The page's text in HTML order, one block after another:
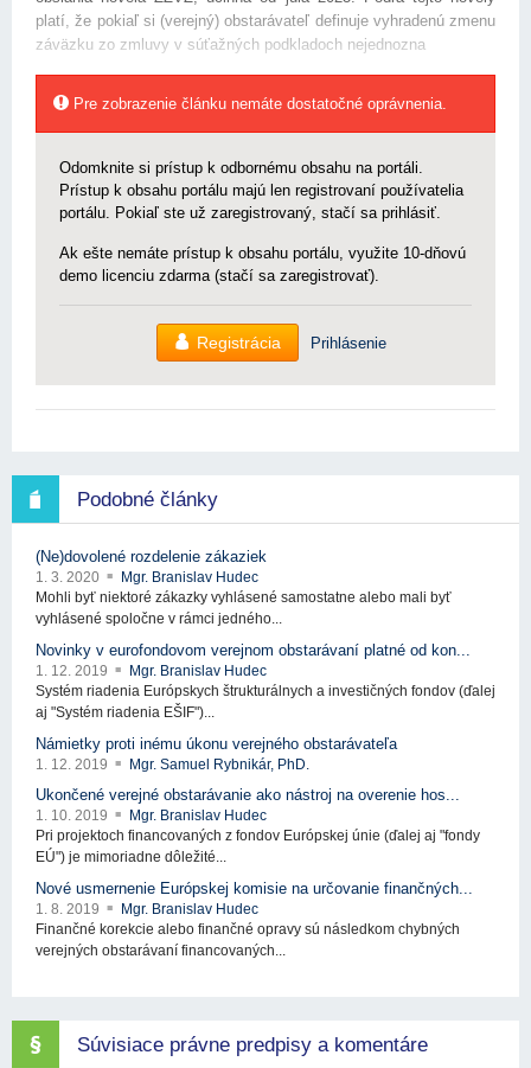
platí, že pokiaľ si (verejný) obstarávateľ definuje vyhradenú zmenu
záväzku zo zmluvy v súťažných podkladoch nejednozna
Pre zobrazenie článku nemáte dostatočné oprávnenia.
Odomknite si prístup k odbornému obsahu na portáli.
Prístup k obsahu portálu majú len registrovaní používatelia
portálu. Pokiaľ ste už zaregistrovaný, stačí sa prihlásiť.
Ak ešte nemáte prístup k obsahu portálu, využite 10-dňovú
demo licenciu zdarma (stačí sa zaregistrovať).
Registrácia Prihlásenie
Podobné články
(Ne)dovolené rozdelenie zákaziek
1. 3. 2020
Mgr. Branislav Hudec
Mohli byť niektoré zákazky vyhlásené samostatne alebo mali byť
vyhlásené spoločne v rámci jedného...
Novinky v eurofondovom verejnom obstarávaní platné od kon...
1. 12. 2019
Mgr. Branislav Hudec
Systém riadenia Európskych štrukturálnych a investičných fondov (ďalej
aj "Systém riadenia EŠIF")...
Námietky proti inému úkonu verejného obstarávateľa
1. 12. 2019 Mgr. Samuel Rybnikár, PhD.
Ukončené verejné obstarávanie ako nástroj na overenie hos...
1. 10. 2019
Mgr. Branislav Hudec
Pri projektoch financovaných z fondov Európskej únie (ďalej aj "fondy
EÚ") je mimoriadne dôležité...
Nové usmernenie Európskej komisie na určovanie finančných...
1. 8. 2019
Mgr. Branislav Hudec
Finančné korekcie alebo finančné opravy sú následkom chybných
verejných obstarávaní financovaných...
Súvisiace právne predpisy a komentáre